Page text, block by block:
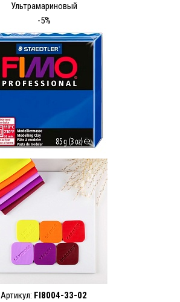
Ультрамариновый
-5%
Артикул: FI8004-33-02